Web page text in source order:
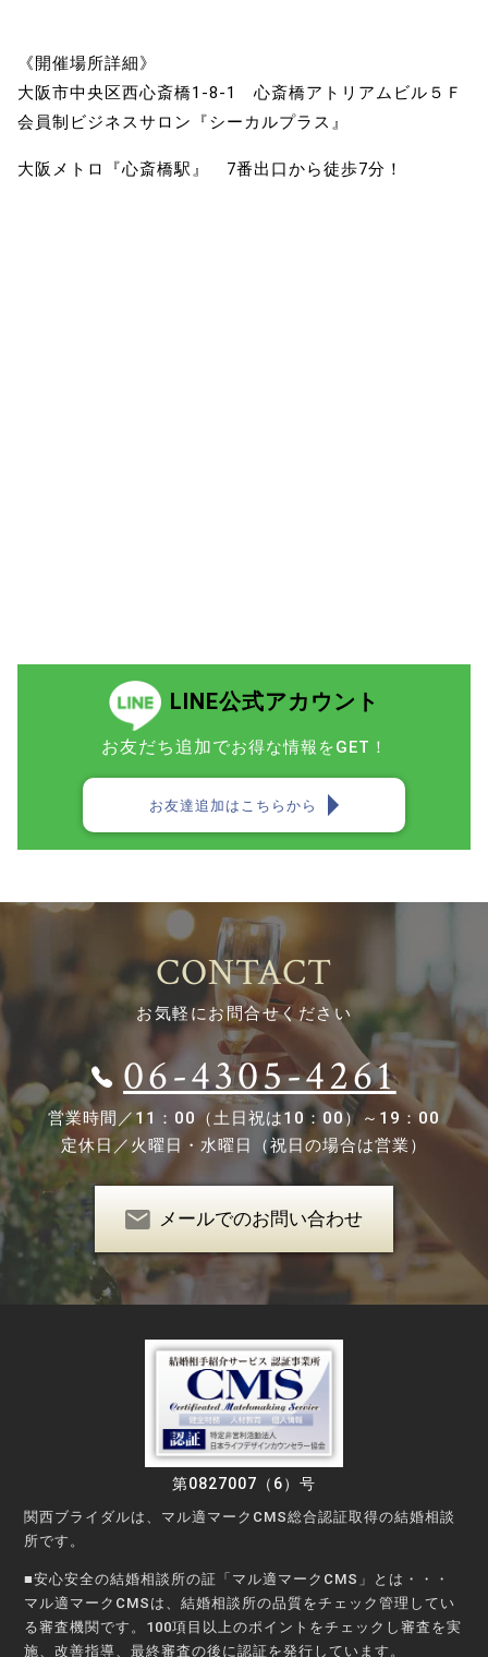
《開催場所詳細》
大阪市中央区西心斎橋1-8-1 心斎橋アトリアムビル５Ｆ
会員制ビジネスサロン『シーカルプラス』
大阪メトロ『心斎橋駅』 7番出口から徒歩7分！
LINE公式アカウント
お友だち追加でお得な情報をGET！
お友達追加はこちらから
CONTACT
お気軽にお問合せください
06-4305-4261
営業時間／11：00（土日祝は10：00）～19：00
定休日／火曜日・水曜日（祝日の場合は営業）
メールでのお問い合わせ
第0827007（6）号
関西ブライダルは、マル適マークCMS総合認証取得の結婚相談
所です。
■安心安全の結婚相談所の証「マル適マークCMS」とは・・・
マル適マークCMSは、結婚相談所の品質をチェック管理してい
る審査機関です。100項目以上のポイントをチェックし審査を実
施、改善指導、最終審査の後に認証を発行しています。